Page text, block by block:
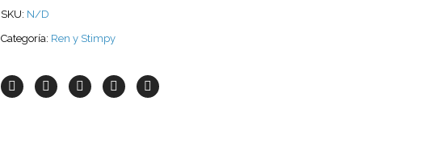
SKU: N/D
Categoría: Ren y Stimpy